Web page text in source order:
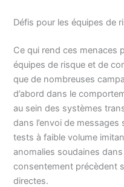
Défis pour les équipes de
Ce qui rend ces menaces
équipes de risque et de
que de nombreuses
d’abord dans le
au sein des systèmes
dans l’envoi de
tests à faible volume
anomalies soudaines
consentement précèdent
directes.